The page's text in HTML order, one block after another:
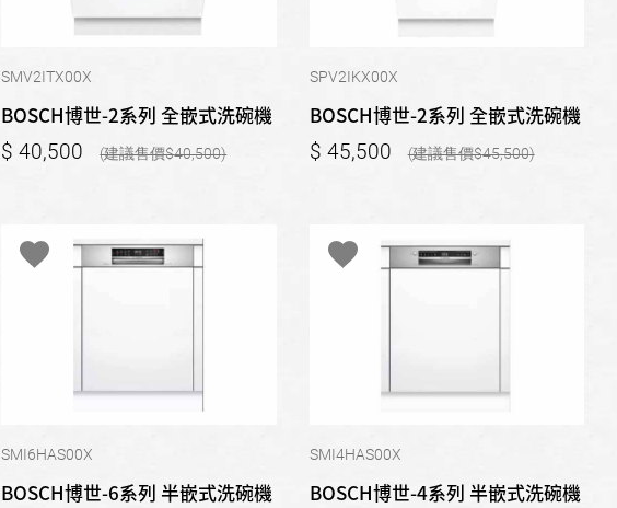
SMV2ITX00X
BOSCH博世-2系列 全嵌式洗碗機
40,500 40,500
SPV2IKX00X
BOSCH博世-2系列 全嵌式洗碗機
45,500 45,500
SMI6HAS00X
BOSCH博世-6系列 半嵌式洗碗機
SMI4HAS00X
BOSCH博世-4系列 半嵌式洗碗機